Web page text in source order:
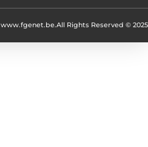
All Rights Reserved © 2025
www.fgenet.be.